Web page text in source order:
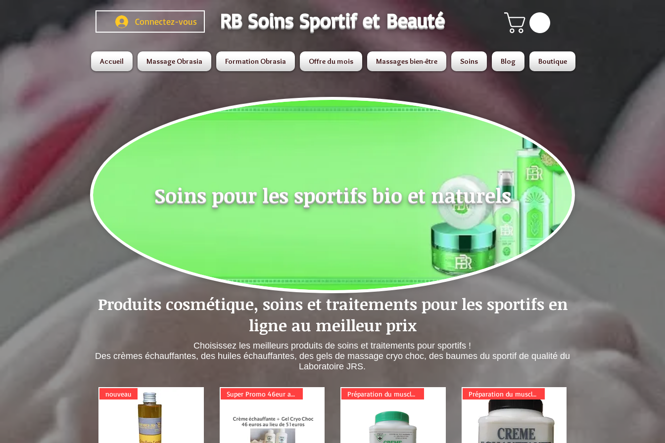
RB Soins Sportif et Beauté
Connectez-vous
Accueil Massage Obrasia Formation Obrasia Offre du mois Massages bien-être Soins Blog Boutique
Soins pour les sportifs bio et naturels
Produits cosmétique, soins et traitements pour les sportifs en
ligne au meilleur prix
Choisissez les meilleurs produits de soins et traitements pour sportifs !
Des crèmes échauffantes, des huiles échauffantes, des gels de massage cryo choc, des baumes du sportif de qualité du
Laboratoire JRS.
nouveau Super Promo 46eur au lieu de 5 Préparation du muscle à l'effo Préparation du muscle à l'effo